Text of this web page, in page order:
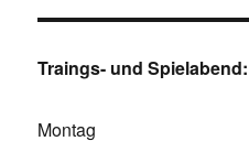
Traings- und Spielabend:
Montag